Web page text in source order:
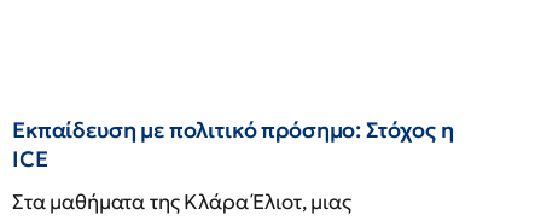
Εκπαίδευση με πολιτικό πρόσημο: Στόχος η
ICE
Στα μαθήματα της Κλάρα Έλιοτ, μιας